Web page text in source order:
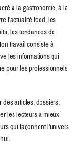
à la gastronomie, à la
l'actualité food, les
les tendances de
travail consiste à
les informations qui
pour les professionnels
articles, dossiers,
les lecteurs à mieux
qui façonnent l'univers